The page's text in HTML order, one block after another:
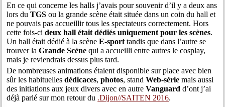
En ce qui concerne les halls j’avais pour souvenir d’il y a deux ans
lors duTGS ou la grande scène était située dans un coin du hall et
ne pouvais pas accueillir tous les spectateurs correctement. Hors
cette fois-cideux hall était dédiés uniquement pour les scènes.
Un hall était dédié à la scèneE-sport tandis que dans l’autre se
trouver laGrande Scène qui a accueilli entre autres le cosplay,
mais je reviendrais dessus plus tard.
De nombreuses animations étaient disponible sur place avec bien
sûr les habituellesdédicaces,photos, standWeb-série mais aussi
des initiations aux jeux divers avec en autreVanguard d’ont j’ai
déjà parlé sur mon retour du .Dijon//SAITEN 2016.